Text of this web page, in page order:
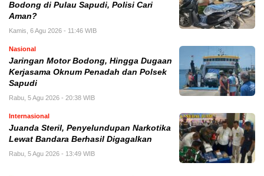
Bodong di Pulau Sapudi, Polisi Cari
Aman?
Kamis, 6 Agu 2026 - 11:46 WIB
Nasional
Jaringan Motor Bodong, Hingga Dugaan
Kerjasama Oknum Penadah dan Polsek
Sapudi
Rabu, 5 Agu 2026 - 20:38 WIB
Internasional
Juanda Steril, Penyelundupan Narkotika
Lewat Bandara Berhasil Digagalkan
Rabu, 5 Agu 2026 - 13:49 WIB